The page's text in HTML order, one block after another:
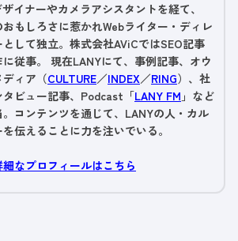
イナーやカメラアシスタントを経て、
おもしろさに惹かれWebライター・ディレ
として独立。株式会社AViCではSEO記事
に従事。 現在LANYにて、事例記事、オウ
ディア（CULTURE／INDEX／RING）、社
タビュー記事、Podcast「LANY FM 」など
。コンテンツを通じて、LANYの人・カル
伝えることに力を注いでいる。
細なプロフィールはこちら